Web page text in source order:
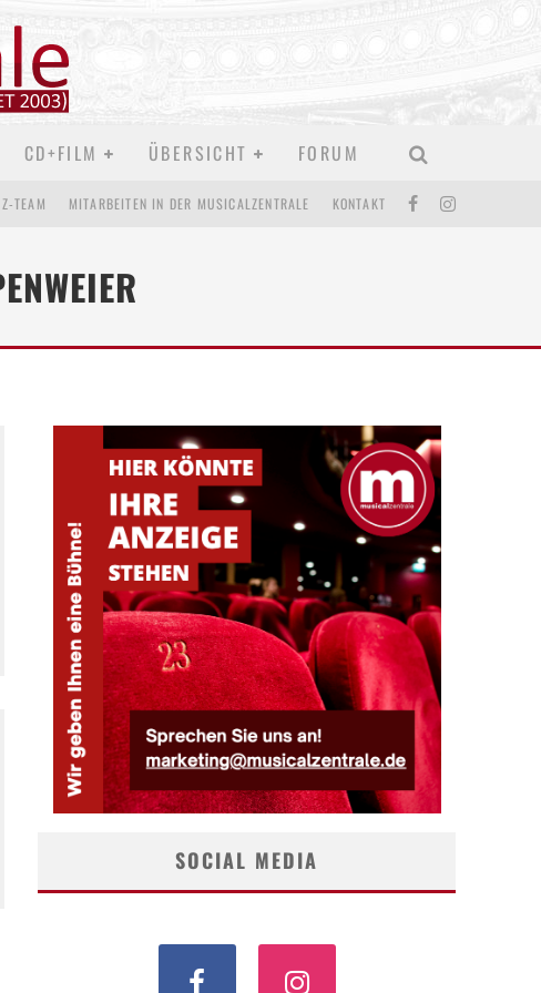
CD+FILM ÜBERSICHT FORUM
TEAM MITARBEITEN IN DER MUSICALZENTRALE KONTAKT
SOCIAL MEDIA